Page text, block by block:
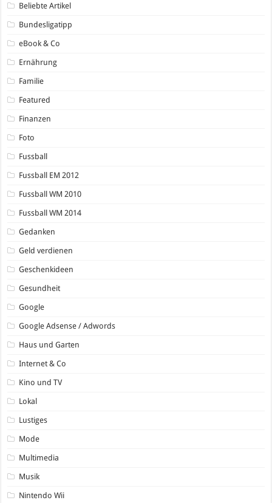
Beliebte Artikel
Bundesligatipp
eBook & Co
Ernährung
Familie
Featured
Finanzen
Foto
Fussball
Fussball EM 2012
Fussball WM 2010
Fussball WM 2014
Gedanken
Geld verdienen
Geschenkideen
Gesundheit
Google
Google Adsense / Adwords
Haus und Garten
Internet & Co
Kino und TV
Lokal
Lustiges
Mode
Multimedia
Musik
Nintendo Wii